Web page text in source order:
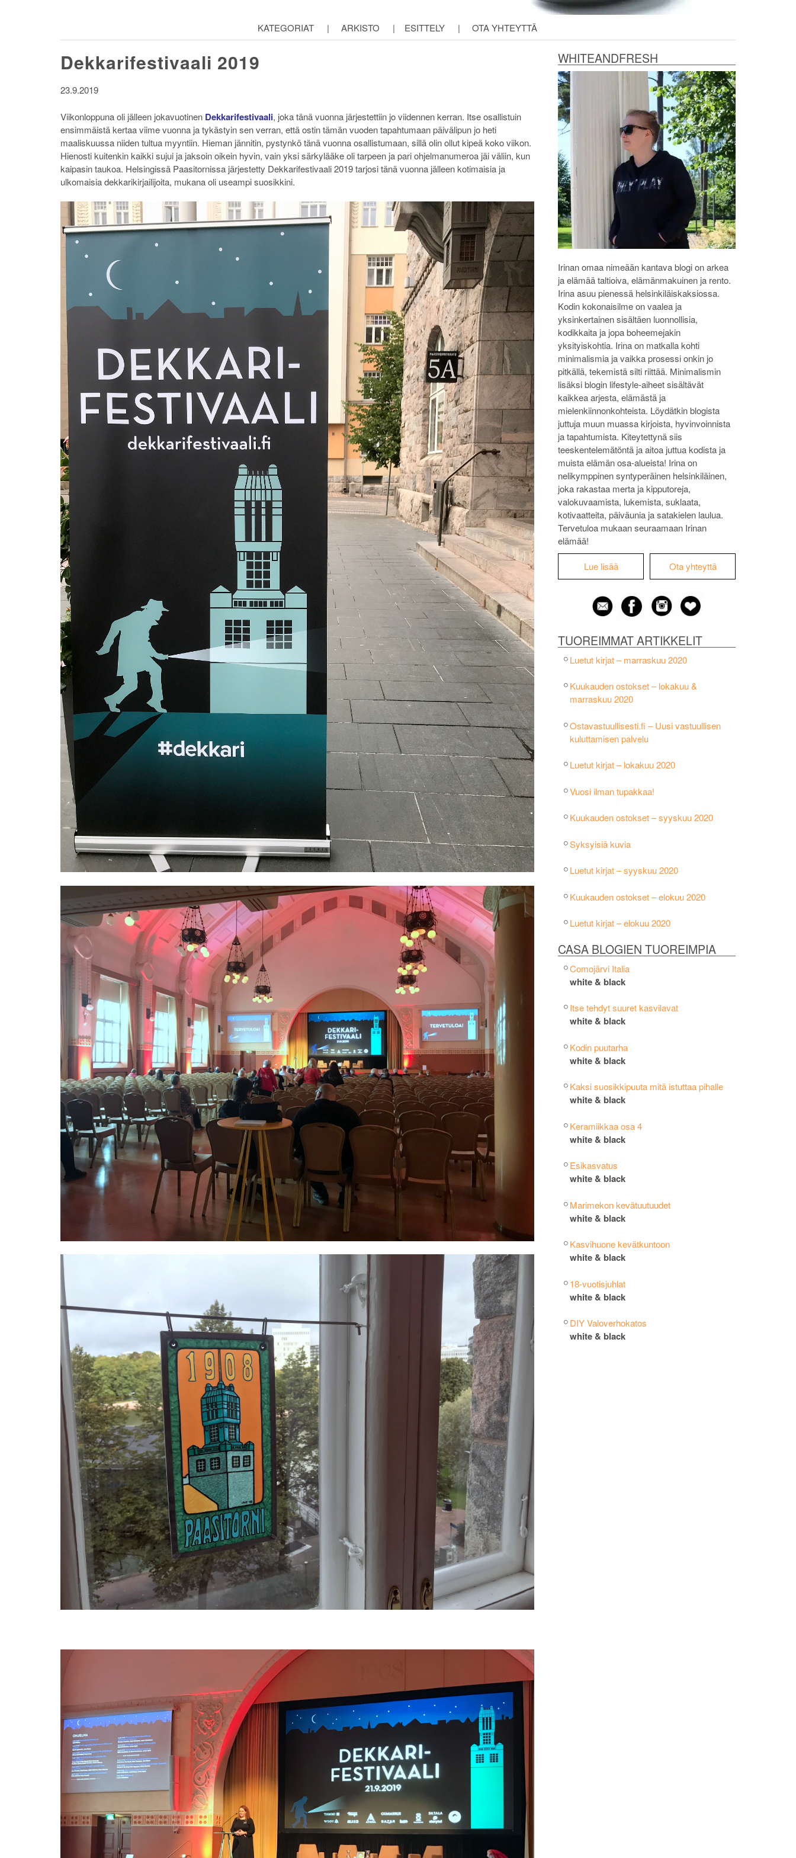
KATEGORIAT | ARKISTO | ESITTELY | OTA YHTEYTTÄ
WHITEANDFRESH
Irinan omaa nimeään kantava blogi on arkea
ja elämää taltioiva, elämänmakuinen ja rento.
Irina asuu pienessä helsinkiläiskaksiossa.
Kodin kokonaisilme on vaalea ja
yksinkertainen sisältäen luonnollisia,
kodikkaita ja jopa boheemejakin
yksityiskohtia. Irina on matkalla kohti
minimalismia ja vaikka prosessi onkin jo
pitkällä, tekemistä silti riittää. Minimalismin
lisäksi blogin lifestyle-aiheet sisältävät
kaikkea arjesta, elämästä ja
mielenkiinnonkohteista. Löydätkin blogista
juttuja muun muassa kirjoista, hyvinvoinnista
ja tapahtumista. Kiteytettynä siis
teeskentelemätöntä ja aitoa juttua kodista ja
muista elämän osa-alueista! Irina on
nelikymppinen syntyperäinen helsinkiläinen,
joka rakastaa merta ja kipputoreja,
valokuvaamista, lukemista, suklaata,
kotivaatteita, päiväunia ja satakielen laulua.
Tervetuloa mukaan seuraamaan Irinan
elämää!
Lue lisää Ota yhteyttä
TUOREIMMAT ARTIKKELIT
Luetut kirjat – marraskuu 2020
Kuukauden ostokset – lokakuu &
marraskuu 2020
Ostavastuullisesti.fi – Uusi vastuullisen
kuluttamisen palvelu
Luetut kirjat – lokakuu 2020
Vuosi ilman tupakkaa!
Kuukauden ostokset – syyskuu 2020
Syksyisiä kuvia
Luetut kirjat – syyskuu 2020
Kuukauden ostokset – elokuu 2020
Luetut kirjat – elokuu 2020
CASA BLOGIEN TUOREIMPIA
Comojärvi Italia
white & black
Itse tehdyt suuret kasvilavat
white & black
Kodin puutarha
white & black
Kaksi suosikkipuuta mitä istuttaa pihalle
white & black
Keramiikkaa osa 4
white & black
Esikasvatus
white & black
Marimekon kevätuutuudet
white & black
Kasvihuone kevätkuntoon
white & black
18-vuotisjuhlat
white & black
DIY Valoverhokatos
white & black
Dekkarifestivaali 2019
23.9.2019
Viikonloppuna oli jälleen jokavuotinen Dekkarifestivaali, joka tänä vuonna järjestettiin jo viidennen kerran. Itse osallistuin
ensimmäistä kertaa viime vuonna ja tykästyin sen verran, että ostin tämän vuoden tapahtumaan päivälipun jo heti
maaliskuussa niiden tultua myyntiin. Hieman jännitin, pystynkö tänä vuonna osallistumaan, sillä olin ollut kipeä koko viikon.
Hienosti kuitenkin kaikki sujui ja jaksoin oikein hyvin, vain yksi särkylääke oli tarpeen ja pari ohjelmanumeroa jäi väliin, kun
kaipasin taukoa. Helsingissä Paasitornissa järjestetty Dekkarifestivaali 2019 tarjosi tänä vuonna jälleen kotimaisia ja
ulkomaisia dekkarikirjailijoita, mukana oli useampi suosikkini.